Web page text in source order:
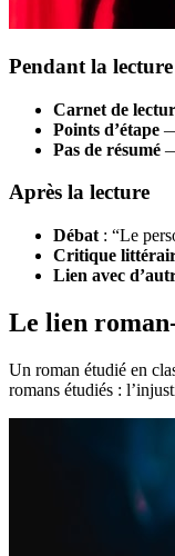
Pendant la lecture
Carnet de
Points d’étape
Pas de résumé
Après la lecture
Débat : “Le
Critique
Lien avec
Le lien
Un roman étudié en
romans étudiés :